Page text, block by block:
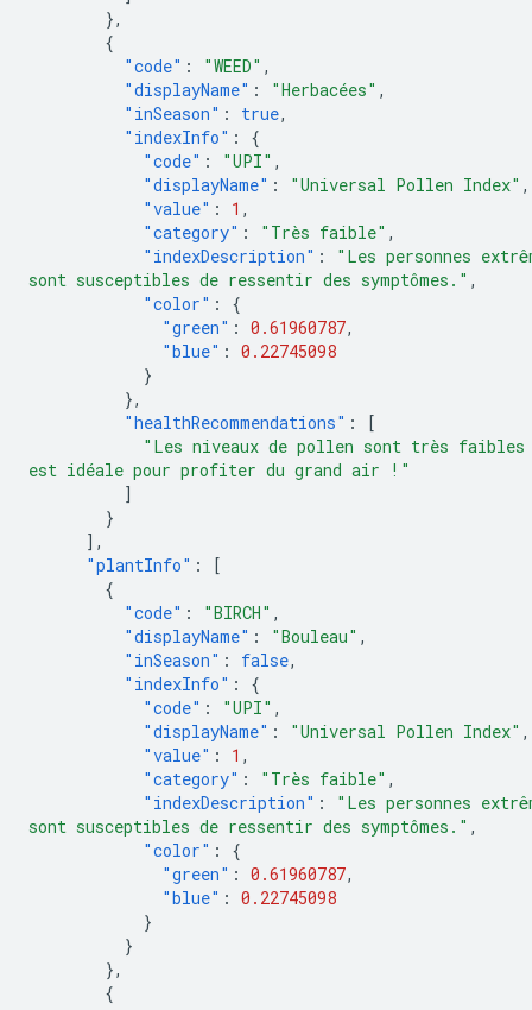
},
{
"code" : "WEED" ,
"displayName" : "Herbacées" ,
"inSeason" : true,
"indexInfo" :
{
"code" : "UPI" ,
"displayName" : "Universal Pollen Index" ,
"value" : 1 ,
"category" : "Très faible" ,
"indexDescription" :
"Les personnes
sont susceptibles de ressentir des symptômes." ,
"color" :
{
"green" : 0.61960787,
"blue" : 0.22745098
}
},
"healthRecommendations" :
[
"Les niveaux de pollen sont très
est idéale pour profiter du grand air !"
]
}
],
"plantInfo" :
[
{
"code" : "BIRCH" ,
"displayName" : "Bouleau" ,
"inSeason" : false,
"indexInfo" :
{
"code" : "UPI" ,
"displayName" : "Universal Pollen Index" ,
"value" : 1 ,
"category" : "Très faible" ,
"indexDescription" :
"Les personnes
sont susceptibles de ressentir des symptômes." ,
"color" :
{
"green" : 0.61960787,
"blue" : 0.22745098
}
}
},
{